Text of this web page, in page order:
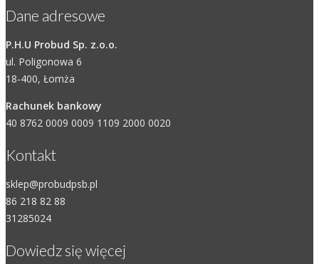
Dane adresowe
P.H.U Probud Sp. z.o.o.
ul. Poligonowa 6
18-400, Łomża
Rachunek bankowy
40 8762 0009 0009 1109 2000 0020
Kontakt
sklep@probudpsb.pl
86 218 82 88
31285024
Dowiedz się więcej